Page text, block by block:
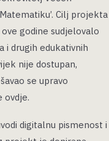
Cilj projekta
godine sudjelovalo
i drugih edukativnih
nije dostupan,
se upravo
ovdje.
digitalnu pismenost i